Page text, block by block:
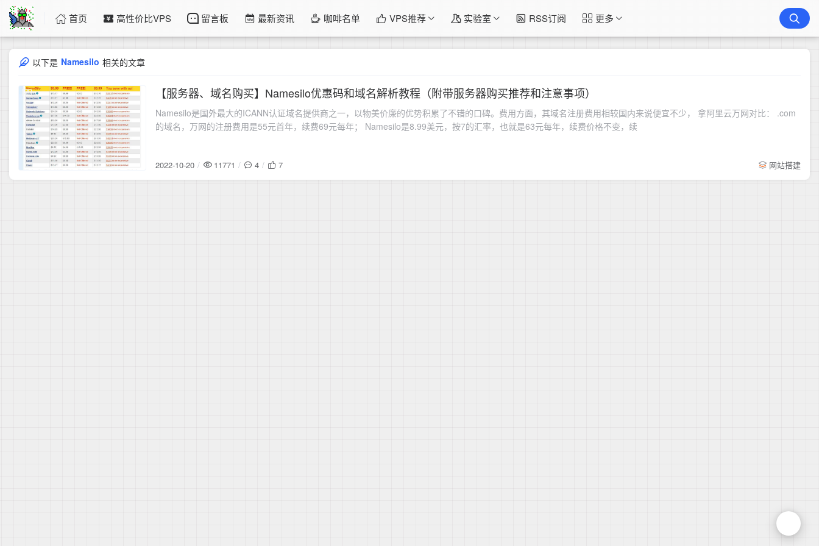
首页 高性价比VPS 留言板 最新资讯 咖啡名单 VPS推荐 实验室 RSS订阅 更多
以下是 Namesilo 相关的文章
2022-10-20
【服务器、域名购买】Namesilo优惠码和域名解析教程（附带服务器购买推荐和注意事项）
Namesilo是国外最大的ICANN认证域名提供商之一，以物美价廉的优势积累了不错的口碑。费用方面，其域名注册费用相较国内来说便宜不少， 拿阿里云万网对比： .com
的域名，万网的注册费用是55元首年，续费69元每年； Namesilo是8.99美元，按7的汇率，也就是63元每年，续费价格不变，续
2022-10-20 11771 4 7 网站搭建